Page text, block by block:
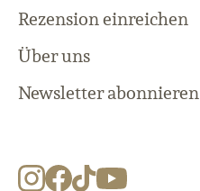
Rezension einreichen
Über uns
Newsletter abonnieren